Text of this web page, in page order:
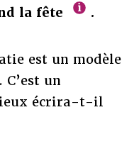
la fête
.
est un modèle
un
écrira-t-il